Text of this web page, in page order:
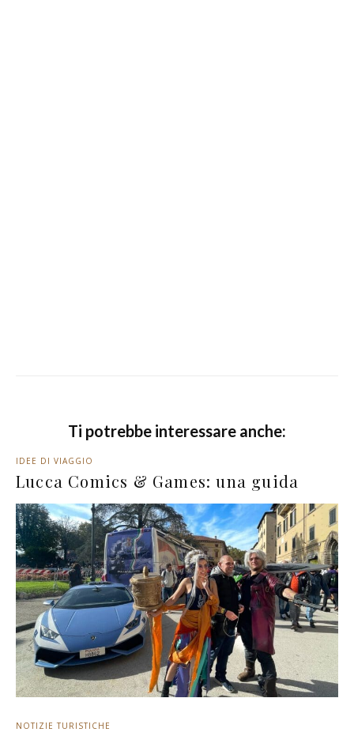
Ti potrebbe interessare anche:
IDEE DI VIAGGIO
Lucca Comics & Games: una guida
NOTIZIE TURISTICHE